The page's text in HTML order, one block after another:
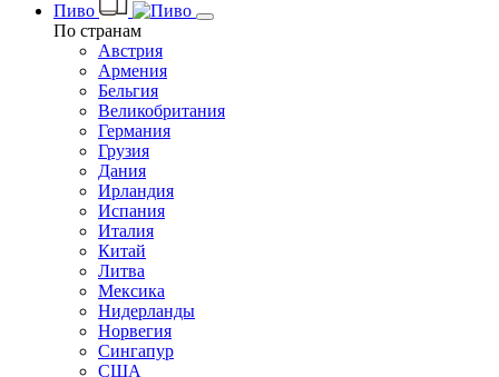
Пиво
По странам
Австрия
Армения
Бельгия
Великобритания
Германия
Грузия
Дания
Ирландия
Испания
Италия
Китай
Литва
Мексика
Нидерланды
Норвегия
Сингапур
США